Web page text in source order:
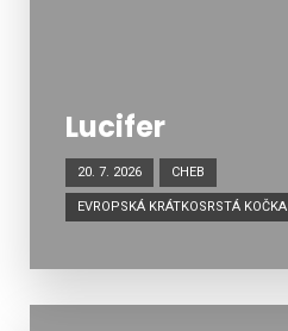
Lucifer
20. 7. 2026 CHEB
EVROPSKÁ KRÁTKOSRSTÁ KOČKA